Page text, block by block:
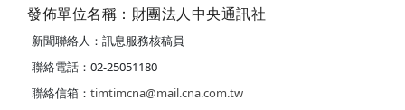
發佈單位名稱：財團法人中央通訊社
新聞聯絡人：訊息服務核稿員
聯絡電話：02-25051180
聯絡信箱： timtimcna@mail.cna.com.tw